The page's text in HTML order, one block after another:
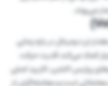
می‌روند.
ارز دیجیتال در بازه زمانی
کمک می‌کند قدرت حرکت
پرایس اکشن، کاربرد اصلی
است و معامله‌گران از